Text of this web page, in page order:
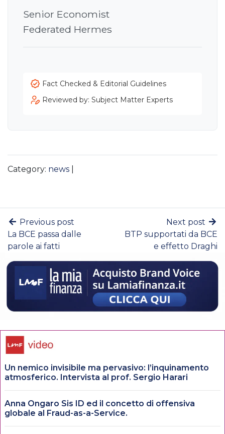
Senior Economist
Federated Hermes
Fact Checked & Editorial Guidelines
Reviewed by: Subject Matter Experts
Category: news
Previous post
La BCE passa dalle
parole ai fatti
Next post
BTP supportati da BCE
e effetto Draghi
Un nemico invisibile ma pervasivo: l’inquinamento
atmosferico. Intervista al prof. Sergio Harari
Anna Ongaro Sis ID ed il concetto di offensiva
globale al Fraud-as-a-Service.